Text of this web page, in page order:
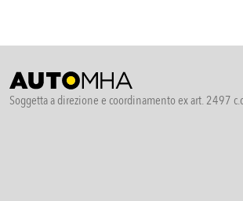
Soggetta a direzione e coordinamento ex art. 2497